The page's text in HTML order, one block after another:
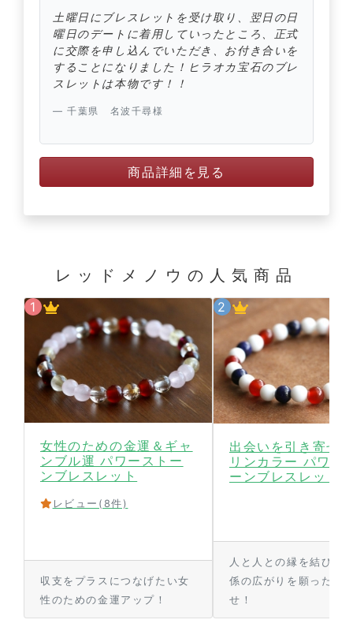
土曜日にブレスレットを受け取り、翌日の日
曜日のデートに着用していったところ、正式
に交際を申し込んでいただき、お付き合いを
することになりました！ヒラオカ宝石のブレ
スレットは本物です！！
千葉県 名波千尋様
商品詳細を見る
レッドメノウの 人気商品
女性のための金運＆ギャ
ンブル運 パワーストー
ンブレスレット
レビュー (8件)
収支をプラスにつなげたい女
性のための金運アップ！
出会いを引き寄せ
リンカラー パワー
ーンブレスレット
人と人との縁を結び、
係の広がりを願った組
せ！